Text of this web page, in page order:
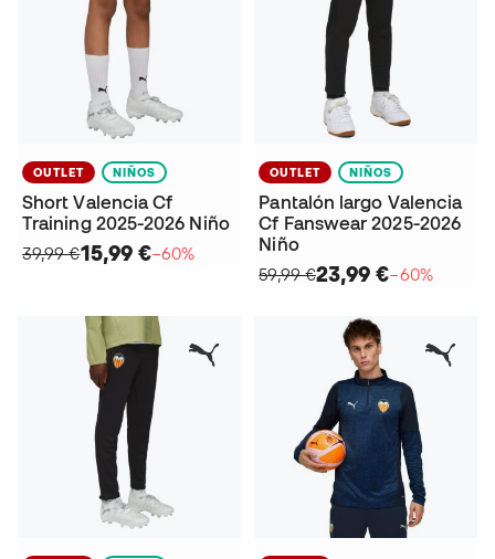
OUTLET NIÑOS
Short Valencia Cf
Training 2025-2026 Niño
39,99 €15,99 €−60%
OUTLET NIÑOS
Pantalón largo Valencia
Cf Fanswear 2025-2026
Niño
59,99 €23,99 €−60%